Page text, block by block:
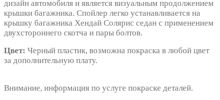
дизайн автомобиля и является визуальным продолжением
крышки багажника. Спойлер легко устанавливается на
крышку багажника Хендай Солярис седан с применением
двухстороннего скотча и пары болтов.
Цвет: Черный пластик, возможна покраска в любой цвет
за дополнительную плату.
Внимание, информация по услуге покраске деталей.